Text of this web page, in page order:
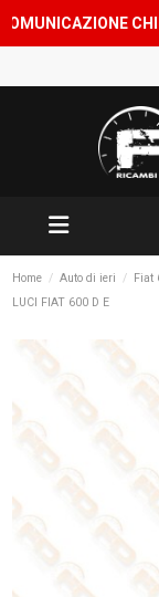
Home Auto di ieri Fiat
LUCI FIAT 600 D E